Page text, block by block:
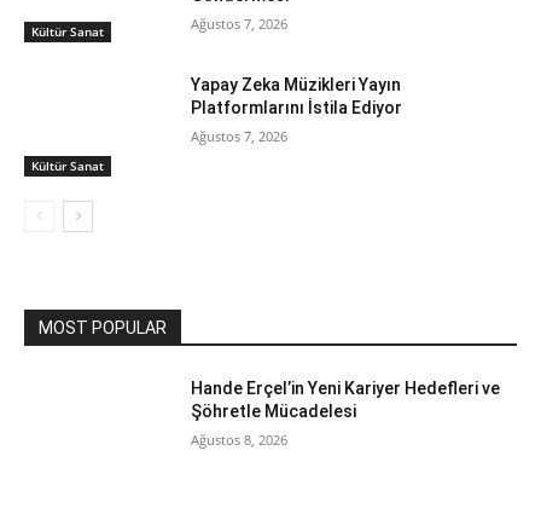
Kültür Sanat Ağustos 7, 2026
Kültür Sanat
Yapay Zeka Müzikleri Yayın
Platformlarını İstila Ediyor
Ağustos 7, 2026
MOST POPULAR
Hande Erçel’in Yeni Kariyer Hedefleri ve
Şöhretle Mücadelesi
Ağustos 8, 2026